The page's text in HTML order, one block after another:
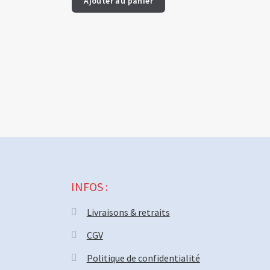
INFOS :
Livraisons & retraits
CGV
Politique de confidentialité